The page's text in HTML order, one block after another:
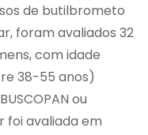
de butilbrometo
foram avaliados 32
com idade
38-55 anos)
ou
foi avaliada em